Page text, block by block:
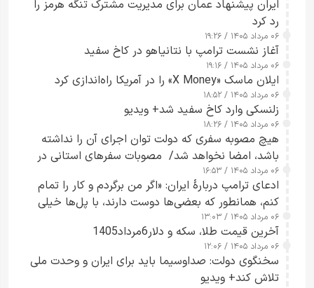
ایران پیشنهاد عمان برای مدیریت مشترک تنگه هرمز را
رد کرد
۰۶ مرداد ۱۴۰۵ / ۱۹:۲۶
آغاز نشست ترامپ با نتانیاهو در کاخ سفید
۰۶ مرداد ۱۴۰۵ / ۱۹:۱۶
ایلان ماسک «X Money» را در آمریکا راه‌اندازی کرد
۰۶ مرداد ۱۴۰۵ / ۱۸:۵۲
زلنسکی وارد کاخ سفید شد+ ویدیو
۰۶ مرداد ۱۴۰۵ / ۱۸:۲۶
هیچ مصوبه سفری که دولت توان اجرای آن را نداشته
باشد، امضا نخواهد شد/ مصوبات سفرهای استانی در
چارچوب قانون بودجه است+ عکس
۰۶ مرداد ۱۴۰۵ / ۱۶:۵۳
ادعای ترامپ دربارهٔ ایران: «اگر من برگردم و کار را تمام
کنم، همانطور که بعضی‌ها دوست دارند، با پل‌ها خیلی
راحت می‌توانم بیشتر پل‌هایشان را در کمتر از یک
ساعت از بین ببرم+ ویدیو
۰۶ مرداد ۱۴۰۵ / ۱۳:۰۳
آخرین قیمت طلا، سکه و دلار6مرداد1405
۰۶ مرداد ۱۴۰۵ / ۱۲:۰۶
سخنگوی دولت: صداوسیما باید برای ایران و وحدت ملی
تلاش کند+ ویدیو